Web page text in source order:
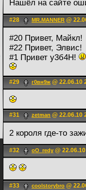
Нашёл на сайте
#28 MR.MANNER @
#20 Привет, Майкл!
#22 Привет, Элвис!
#1 Привет у3б4Н!
#29 г0вн9ж @ 22.06.10
#31 zetman @ 22.06.10
2 короля где-то
#32 oO_redy @
#33 coolstorybro @